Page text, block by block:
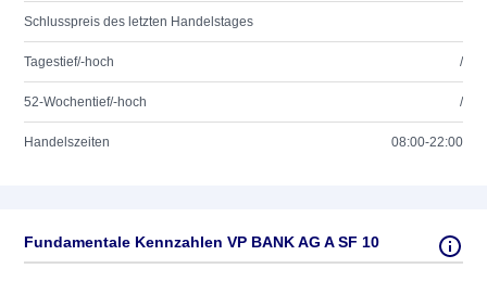
Schlusspreis des letzten Handelstages
Tagestief/-hoch /
52-Wochentief/-hoch /
Handelszeiten 08:00-22:00
Fundamentale Kennzahlen VP BANK AG A SF 10